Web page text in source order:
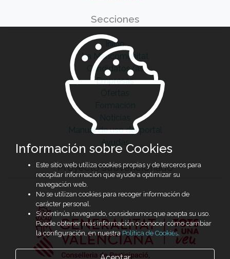
Secciones
Inicio
La Mancomunitat
Candidatos/as
Empresas
Ofertas
Formación
Noticias
Manual de uso del portal
Ayudas
Proyecto subvencionado
Información sobre Cookies
Este sitio web utiliza cookies propias y de terceros para
recopilar información que ayude a optimizar su
navegación web.
No se utilizan cookies para recoger información de
carácter personal.
Si continúa navegando, consideramos que acepta su uso.
Puede obtener más información o conocer cómo cambiar
la configuración, en nuestra Política de Cookies.